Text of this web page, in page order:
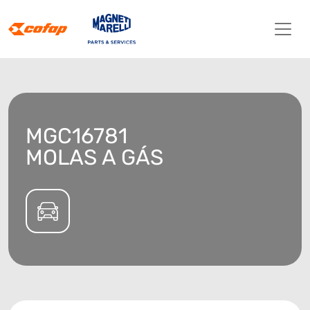
MGC16781
MOLAS A GÁS